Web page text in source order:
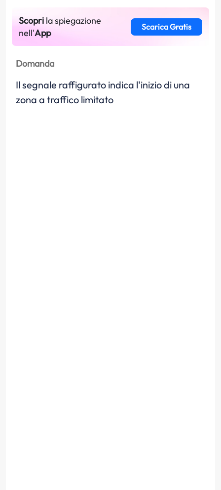
Scopri la spiegazione
nell'App
Scarica Gratis
Domanda
Il segnale raffigurato indica l'inizio di una
zona a traffico limitato